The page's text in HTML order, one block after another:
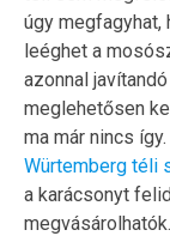
úgy
leéghet a
azonnal
meglehetősen
ma már nincs
Würtemberg téli
a karácsonyt
megvásárolhatók.